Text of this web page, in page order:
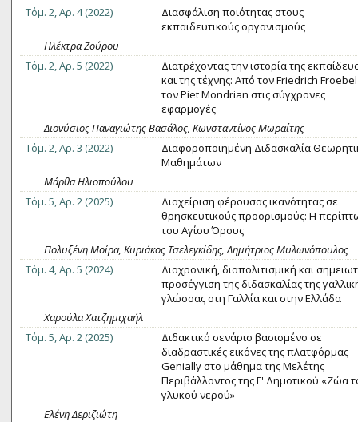
Τόμ. 2, Αρ. 4 (2022)
Διασφάλιση ποιότητας στους
εκπαιδευτικούς οργανισμούς
Ηλέκτρα Ζούρου
Τόμ. 2, Αρ. 5 (2022)
Διατρέχοντας την ιστορία της
και της τέχνης: Από τον Friedrich Froebel
τον Piet Mondrian στις σύγχρονες
εφαρμογές
Διονύσιος Παναγιώτης Βασάλος, Κωνσταντίνος Μωραΐτης
Τόμ. 2, Αρ. 3 (2022)
Διαφοροποιημένη Διδασκαλία
Μαθημάτων
Μάρθα Ηλιοπούλου
Τόμ. 5, Αρ. 2 (2025)
Διαχείριση φέρουσας ικανότητας σε
θρησκευτικούς προορισμούς: Η
του Αγίου Όρους
Πολυξένη Μοίρα, Κυριάκος Τσελεγκίδης, Δημήτριος Μυλωνόπουλος
Τόμ. 4, Αρ. 5 (2024)
Διαχρονική, διαπολιτισμική και
προσέγγιση της διδασκαλίας της
γλώσσας στη Γαλλία και στην Ελλάδα
Χαρούλα Χατζημιχαήλ
Τόμ. 5, Αρ. 2 (2025)
Διδακτικό σενάριο βασισμένο σε
διαδραστικές εικόνες της πλατφόρμας
Genially στο μάθημα της Μελέτης
Περιβάλλοντος της Γ' Δημοτικού «Ζώα
γλυκού νερού»
Ελένη Δεριζιώτη